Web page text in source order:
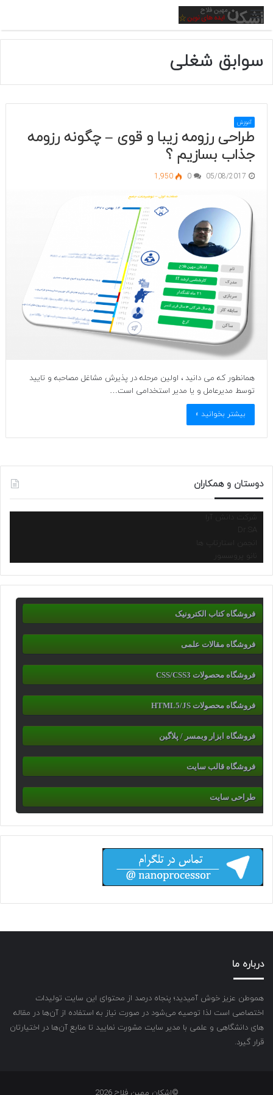
منو
سوابق شغلی
آموزش
طراحی رزومه زیبا و قوی – چگونه رزومه
جذاب بسازیم ؟
05/08/2017
0
1,950
همانطور که می دانید ، اولین مرحله در پذیرش مشاغل مصاحبه و تایید
توسط مدیرعامل و یا مدیر استخدامی است…
بیشتر بخوانید »
دوستان و همکاران
شرکت دانش آرا
انجمن استارتاپ ها
نانو پروسسور
فروشگاه کتاب الکترونیک
فروشگاه مقالات علمی
فروشگاه محصولات CSS/CSS3
فروشگاه محصولات HTML5/JS
فروشگاه ابزار وبمسر / پلاگین
فروشگاه قالب سایت
طراحی سایت
درباره ما
هموطن عزیز خوش آمیدید؛ پنجاه درصد از محتوای این سایت تولیدات
اختصاصی است لذا توصیه می‌شود در صورت نیاز به استفاده از آن‌ها در مقاله
های دانشگاهی و علمی با مدیر سایت مشورت نمایید تا منابع آن‌ها در اختیارتان
قرار گیرد.